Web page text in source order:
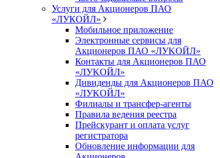
Услуги для Акционеров ПАО
«ЛУКОЙЛ»
Мобильное приложение
Электронные сервисы для
Акционеров ПАО «ЛУKOЙЛ»
Контакты для Акционеров ПАО
«ЛУKOЙЛ»
Дивиденды для Акционеров ПАО
«ЛУKOЙЛ»
Филиалы и трансфер-агенты
Правила ведения реестра
Прейскурант и оплата услуг
регистратора
Обновление информации для